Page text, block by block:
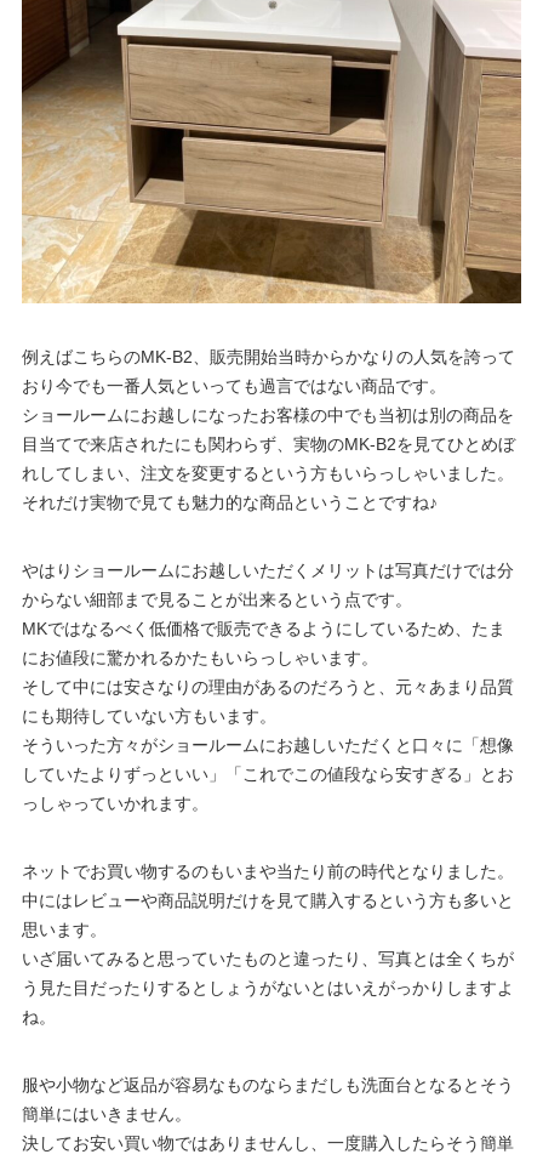
例えばこちらのMK-B2、販売開始当時からかなりの人気を誇って
おり今でも一番人気といっても過言ではない商品です。
ショールームにお越しになったお客様の中でも当初は別の商品を
目当てで来店されたにも関わらず、実物のMK-B2を見てひとめぼ
れしてしまい、注文を変更するという方もいらっしゃいました。
それだけ実物で見ても魅力的な商品ということですね♪
やはりショールームにお越しいただくメリットは写真だけでは分
からない細部まで見ることが出来るという点です。
MKではなるべく低価格で販売できるようにしているため、たま
にお値段に驚かれるかたもいらっしゃいます。
そして中には安さなりの理由があるのだろうと、元々あまり品質
にも期待していない方もいます。
そういった方々がショールームにお越しいただくと口々に「想像
していたよりずっといい」「これでこの値段なら安すぎる」とお
っしゃっていかれます。
ネットでお買い物するのもいまや当たり前の時代となりました。
中にはレビューや商品説明だけを見て購入するという方も多いと
思います。
いざ届いてみると思っていたものと違ったり、写真とは全くちが
う見た目だったりするとしょうがないとはいえがっかりしますよ
ね。
服や小物など返品が容易なものならまだしも洗面台となるとそう
簡単にはいきません。
決してお安い買い物ではありませんし、一度購入したらそう簡単